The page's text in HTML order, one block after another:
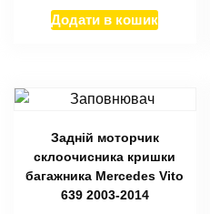
Додати в кошик
Задній моторчик
склоочисника кришки
багажника Mercedes Vito
639 2003-2014